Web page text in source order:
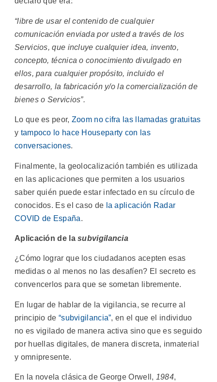
“libre de usar el contenido de cualquier
comunicación enviada por usted a través de los
Servicios, que incluye cualquier idea, invento,
concepto, técnica o conocimiento divulgado en
ellos, para cualquier propósito, incluido el
desarrollo, la fabricación y/o la comercialización de
bienes o Servicios”.
Lo que es peor, Zoom no cifra las llamadas gratuitas
y tampoco lo hace Houseparty con las
conversaciones.
Finalmente, la geolocalización también es utilizada
en las aplicaciones que permiten a los usuarios
saber quién puede estar infectado en su círculo de
conocidos. Es el caso de la aplicación Radar
COVID de España.
Aplicación de lasubvigilancia
¿Cómo lograr que los ciudadanos acepten esas
medidas o al menos no las desafíen? El secreto es
convencerlos para que se sometan libremente.
En lugar de hablar de la vigilancia, se recurre al
principio de “subvigilancia”, en el que el individuo
no es vigilado de manera activa sino que es seguido
por huellas digitales, de manera discreta, inmaterial
y omnipresente.
En la novela clásica de George Orwell, 1984,